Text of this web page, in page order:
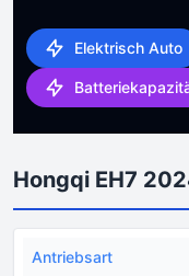
Elektrisch Auto
Hongqi EH7
Antriebsart